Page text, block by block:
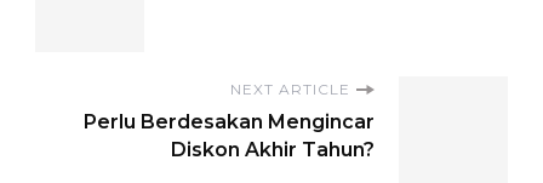
NEXT ARTICLE
Perlu Berdesakan Mengincar
Diskon Akhir Tahun?